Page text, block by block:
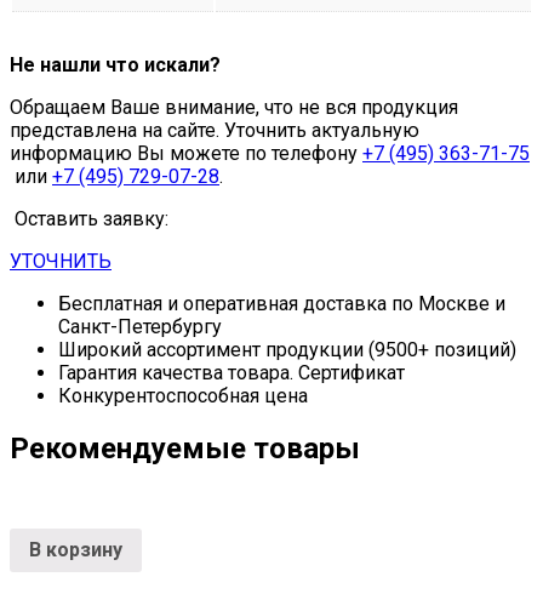
Не нашли что искали?
Обращаем Ваше внимание, что не вся продукция
представлена на сайте. Уточнить актуальную
информацию Вы можете по телефону +7 (495) 363-71-75
или +7 (495) 729-07-28.
Оставить заявку:
УТОЧНИТЬ
Бесплатная и оперативная доставка по Москве и
Санкт-Петербургу
Широкий ассортимент продукции (9500+ позиций)
Гарантия качества товара. Сертификат
Конкурентоспособная цена
Рекомендуемые товары
В корзину